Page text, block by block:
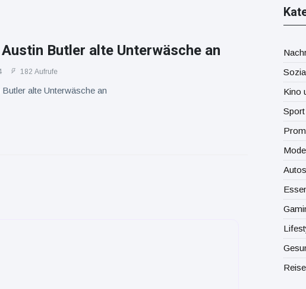
Butler alte Unterwäsche an
182 Aufrufe
alte Unterwäsche an
Kino
Sport